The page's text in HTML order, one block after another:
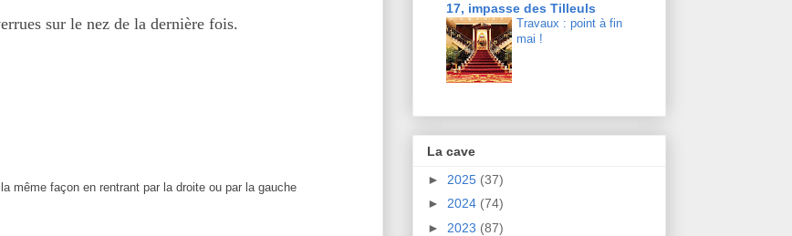
sur le nez de la dernière fois.
même façon en rentrant par la droite ou par la gauche
17, impasse des Tilleuls
Travaux : point à fin
mai !
La cave
► 2025 (37)
► 2024 (74)
► 2023 (87)